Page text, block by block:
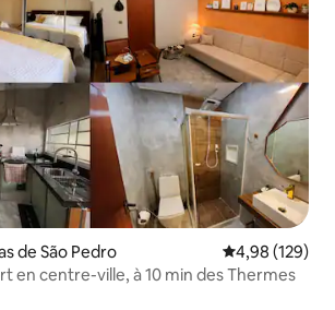
de São Pedro Évaluation
4,98 (129)
en centre-ville, à 10 min des Thermes